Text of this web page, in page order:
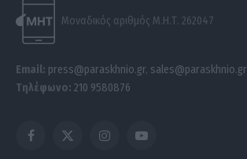
Μοναδικός αριθμός Μ.Η.Τ. 262047
Email: press@paraskhnio.gr, sales@paraskhnio.gr
Τηλέφωνο: 210 9580876
Facebook
X
InstagramYouTube